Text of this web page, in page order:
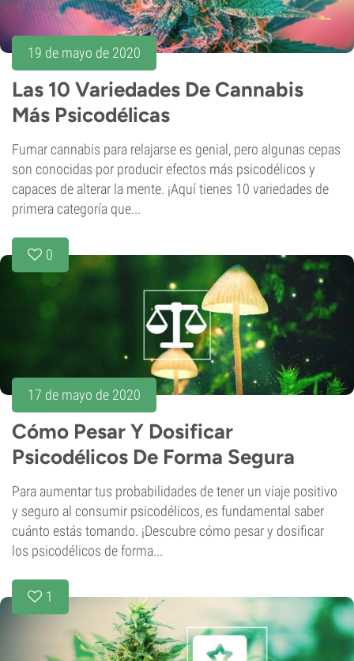
19 de mayo de 2020
Las 10 Variedades De Cannabis
Más Psicodélicas
Fumar cannabis para relajarse es genial, pero algunas cepas
son conocidas por producir efectos más psicodélicos y
capaces de alterar la mente. ¡Aquí tienes 10 variedades de
primera categoría que...
0
17 de mayo de 2020
Cómo Pesar Y Dosificar
Psicodélicos De Forma Segura
Para aumentar tus probabilidades de tener un viaje positivo
y seguro al consumir psicodélicos, es fundamental saber
cuánto estás tomando. ¡Descubre cómo pesar y dosificar
los psicodélicos de forma...
1